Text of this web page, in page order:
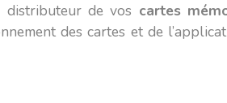
distributeur de vos cartes
des cartes et de